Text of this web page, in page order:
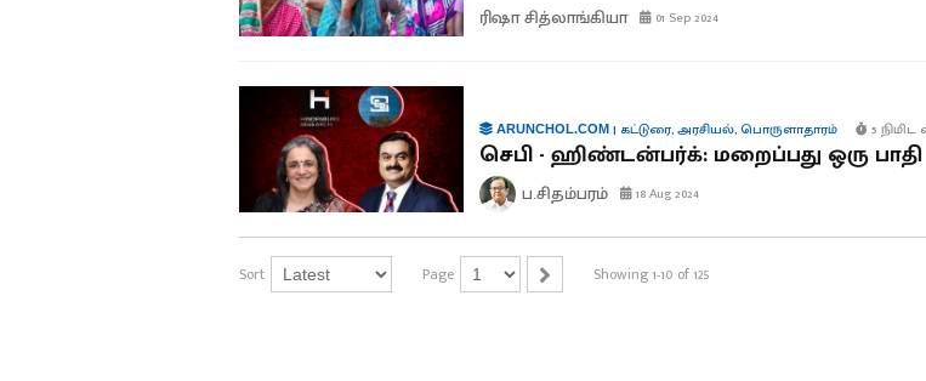
ரிஷா சித்லாங்கியா 01 Sep 2024
ARUNCHOL.COM| கட்டுரை,அரசியல்,பொருளாதாரம் 5 நிமிட
செபி - ஹிண்டன்பர்க்: மறைப்பது ஒரு பாதி
ப.சிதம்பரம் 18 Aug 2024
Sort Page Showing 1-10 of 125